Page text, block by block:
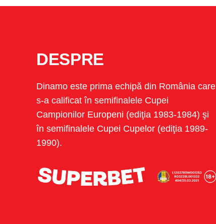
DESPRE
Dinamo este prima echipă din România care
s-a calificat în semifinalele Cupei
Campionilor Europeni (ediţia 1983-1984) şi
în semifinalele Cupei Cupelor (ediţia 1989-
1990).